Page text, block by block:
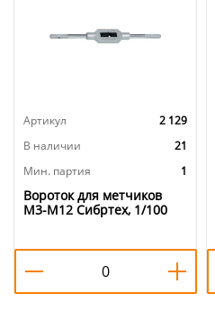
Артикул
2 129
В наличии
21
Мин. партия
1
Вороток для метчиков
М3-М12 Сибртех, 1/100